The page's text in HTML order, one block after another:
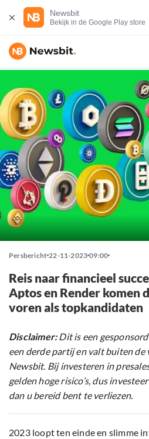
Newsbit
Bekijk in de Google Play store
Persbericht 22-11-2023 09:00
Reis naar financieel
Aptos en Render komen
voren als topkandidaten
Disclaimer:Dit is een
een derde partij en valt buiten
Newsbit. Bij investeren in
gelden hoge risico’s, dus
dan u bereid bent te verliezen.
2023 loopt ten einde en slimme